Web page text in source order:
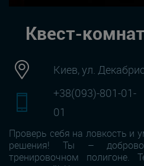
Квест-
Киев, ул.
+38(093)-801-01-
01
Проверь себя на ловкость и
решения! Ты –
тренировочном полигоне.